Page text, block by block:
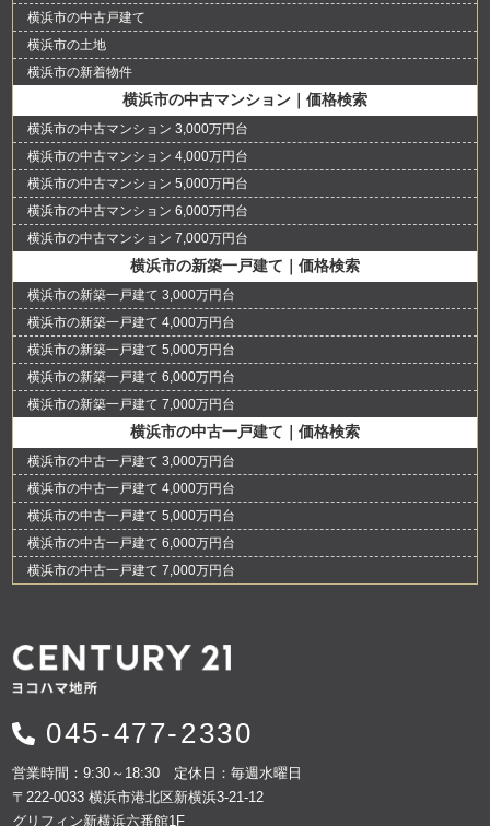
横浜市の中古戸建て
横浜市の土地
横浜市の新着物件
横浜市の中古マンション｜価格検索
横浜市の中古マンション 3,000万円台
横浜市の中古マンション 4,000万円台
横浜市の中古マンション 5,000万円台
横浜市の中古マンション 6,000万円台
横浜市の中古マンション 7,000万円台
横浜市の新築一戸建て｜価格検索
横浜市の新築一戸建て 3,000万円台
横浜市の新築一戸建て 4,000万円台
横浜市の新築一戸建て 5,000万円台
横浜市の新築一戸建て 6,000万円台
横浜市の新築一戸建て 7,000万円台
横浜市の中古一戸建て｜価格検索
横浜市の中古一戸建て 3,000万円台
横浜市の中古一戸建て 4,000万円台
横浜市の中古一戸建て 5,000万円台
横浜市の中古一戸建て 6,000万円台
横浜市の中古一戸建て 7,000万円台
045-477-2330
営業時間：9:30～18:30 定休日：毎週水曜日
〒222-0033 横浜市港北区新横浜3-21-12
グリフィン新横浜六番館1F